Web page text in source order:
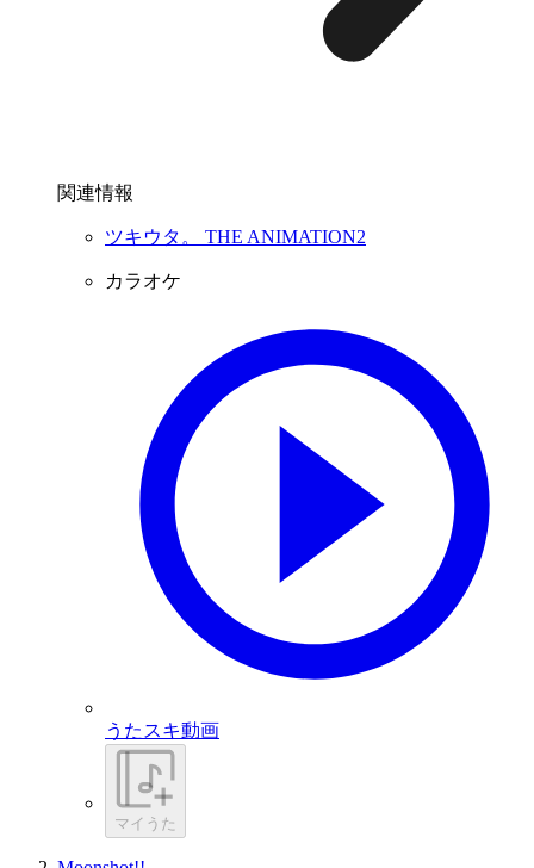
関連情報
ツキウタ。 THE ANIMATION2
カラオケ
うたスキ動画
マイうた